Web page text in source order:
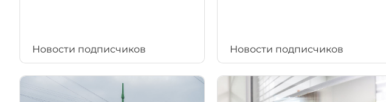
Новости подписчиков Новости подписчиков